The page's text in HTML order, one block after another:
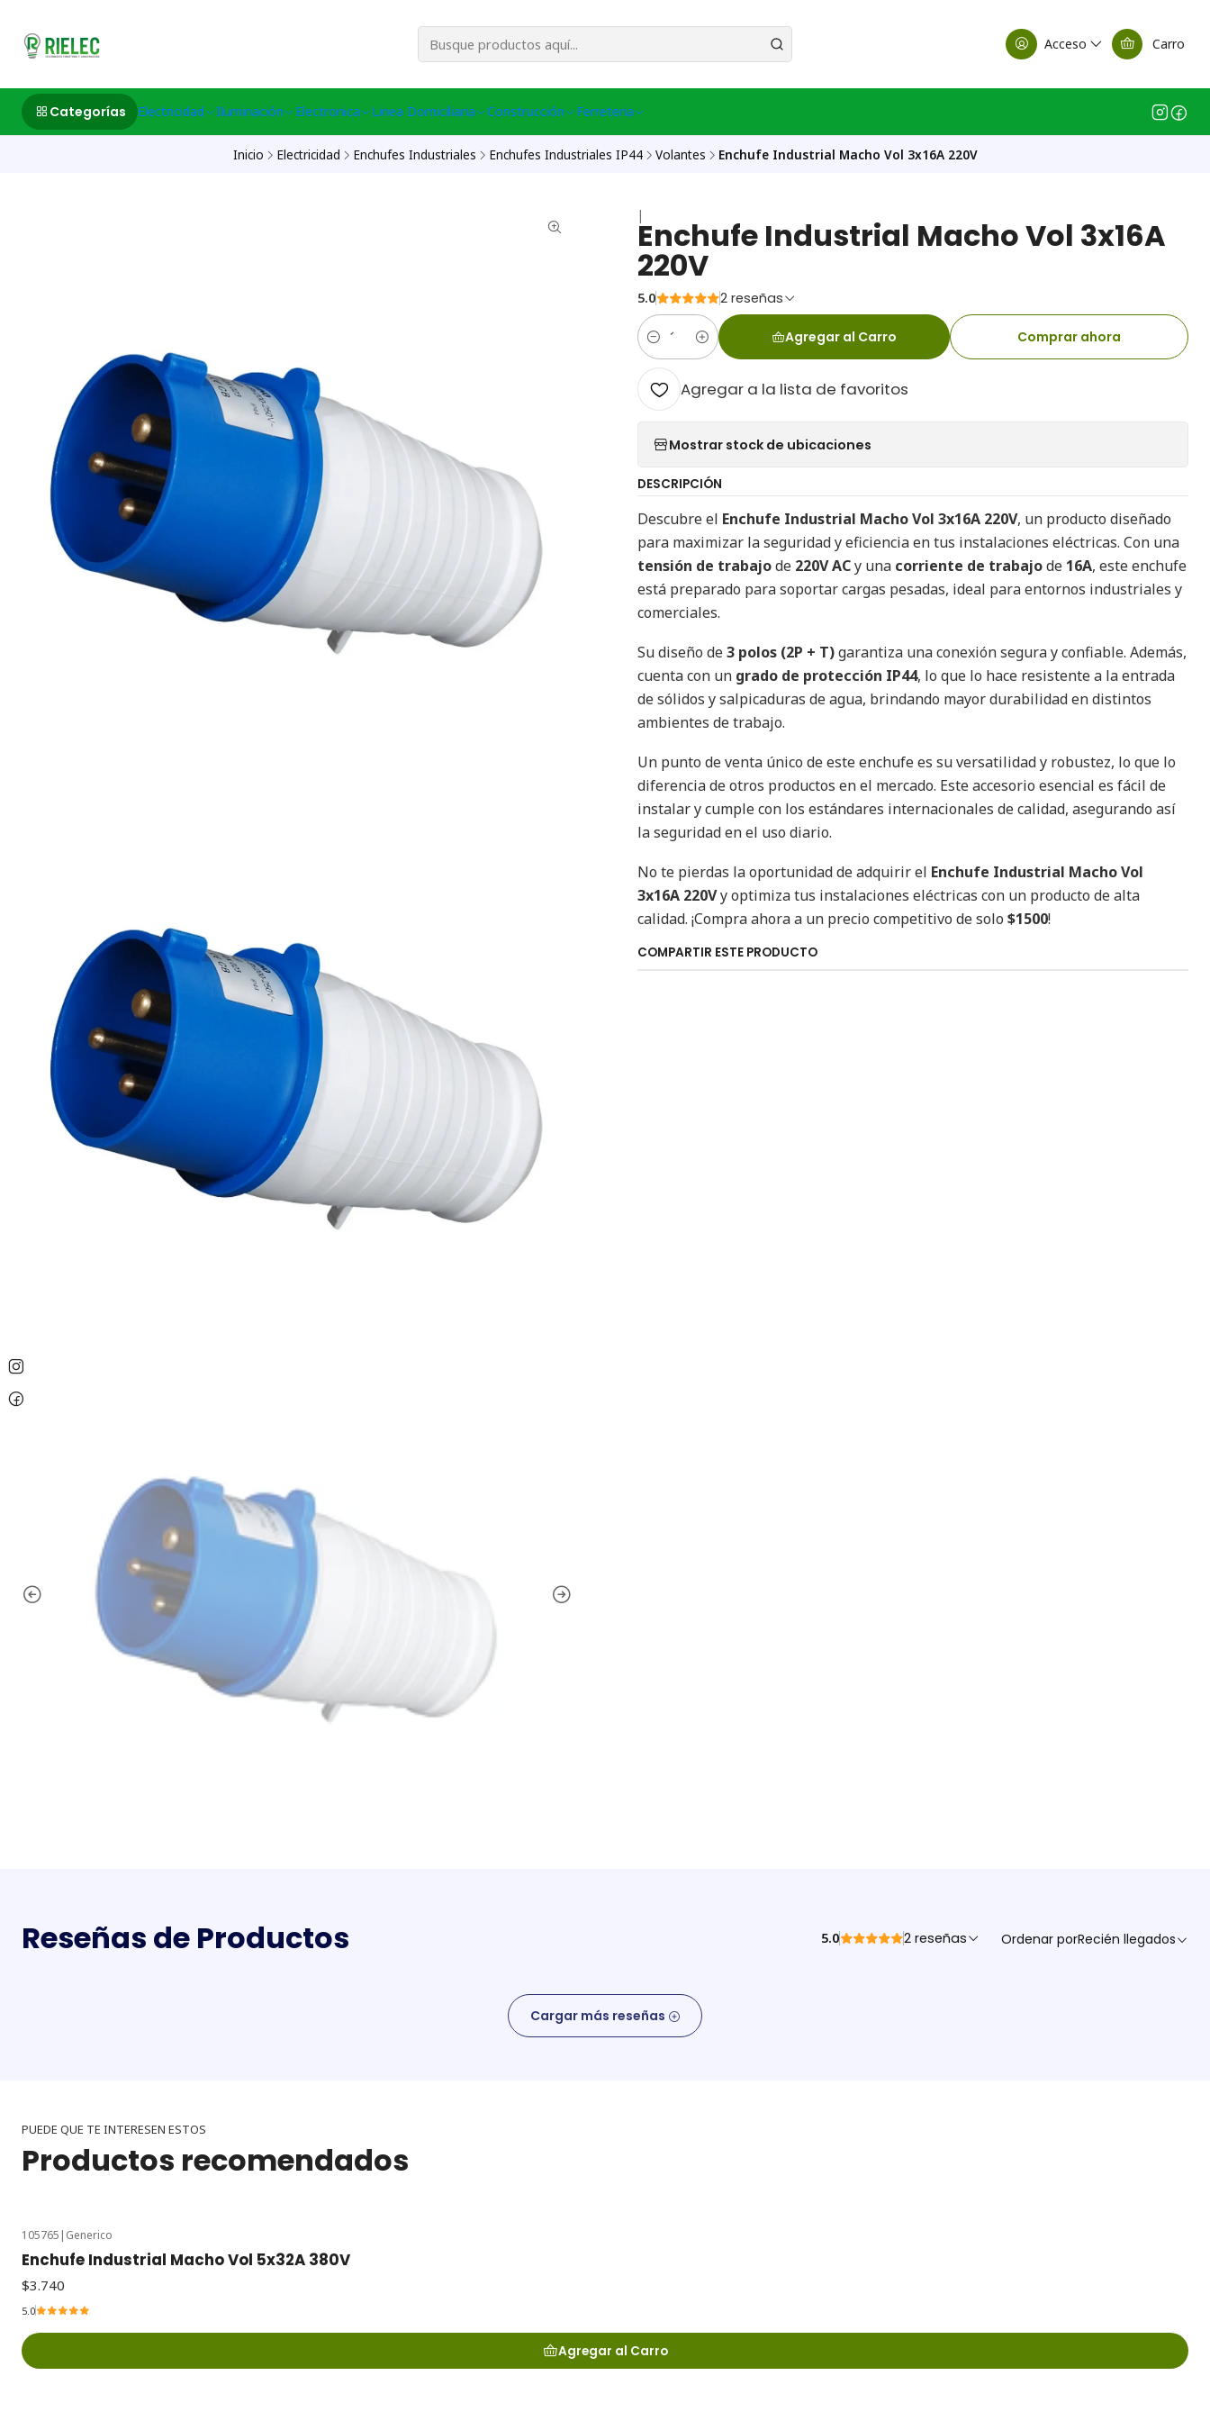
Acceso Carro
Categorías Electricidad Iluminación Electronica Linea Domiciliaria Construcción Ferreteria
Inicio Electricidad Enchufes Industriales Enchufes Industriales IP44 Volantes Enchufe Industrial Macho Vol 3x16A 220V
|
Enchufe Industrial Macho Vol 3x16A
220V
5.0 2 reseñas
Cantidad
Agregar al Carro Comprar ahora
Agregar a la lista de favoritos
Mostrar stock de ubicaciones
DESCRIPCIÓN
Descubre el Enchufe Industrial Macho Vol 3x16A 220V, un producto diseñado
para maximizar la seguridad y eficiencia en tus instalaciones eléctricas. Con una
tensión de trabajode 220V ACy una corriente de trabajode 16A, este enchufe
está preparado para soportar cargas pesadas, ideal para entornos industriales y
comerciales.
Su diseño de3 polos (2P + T)garantiza una conexión segura y confiable. Además,
cuenta con un grado de protección IP44, lo que lo hace resistente a la entrada
de sólidos y salpicaduras de agua, brindando mayor durabilidad en distintos
ambientes de trabajo.
Un punto de venta único de este enchufe es su versatilidad y robustez, lo que lo
diferencia de otros productos en el mercado. Este accesorio esencial es fácil de
instalar y cumple con los estándares internacionales de calidad, asegurando así
la seguridad en el uso diario.
No te pierdas la oportunidad de adquirir el Enchufe Industrial Macho Vol
3x16A 220Vy optimiza tus instalaciones eléctricas con un producto de alta
calidad. ¡Compra ahora a un precio competitivo de solo $1500!
COMPARTIR ESTE PRODUCTO
Reseñas de Productos 5.0 2 reseñas Ordenar porRecién llegados
Cargar más reseñas
PUEDE QUE TE INTERESEN ESTOS
Productos recomendados
105765 | Generico
Enchufe Industrial Macho Vol 5x32A 380V
$3.740
5.0
Agregar al Carro